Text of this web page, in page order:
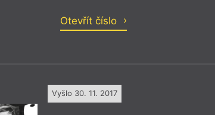
Otevřít číslo
Vyšlo 30. 11. 2017